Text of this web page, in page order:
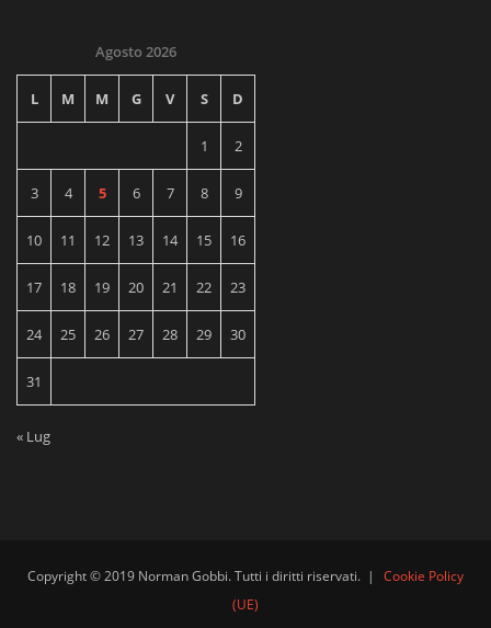
Agosto 2026
L M M G V S D
1 2
3 4 5 6 7 8 9
10 11 12 13 14 15 16
17 18 19 20 21 22 23
24 25 26 27 28 29 30
31
« Lug
Copyright © 2019 Norman Gobbi. Tutti i diritti riservati. |
Cookie Policy
(UE)